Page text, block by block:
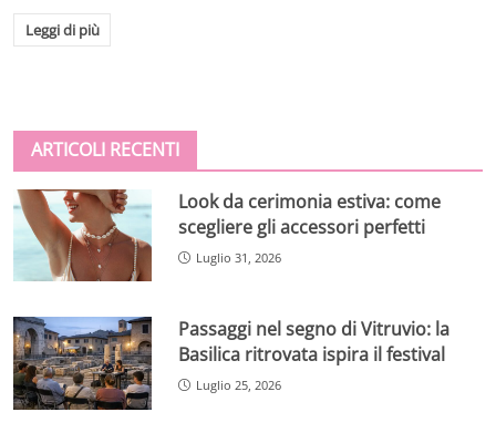
Leggi di più
ARTICOLI RECENTI
Look da cerimonia estiva: come
scegliere gli accessori perfetti
Luglio 31, 2026
Passaggi nel segno di Vitruvio: la
Basilica ritrovata ispira il festival
Luglio 25, 2026